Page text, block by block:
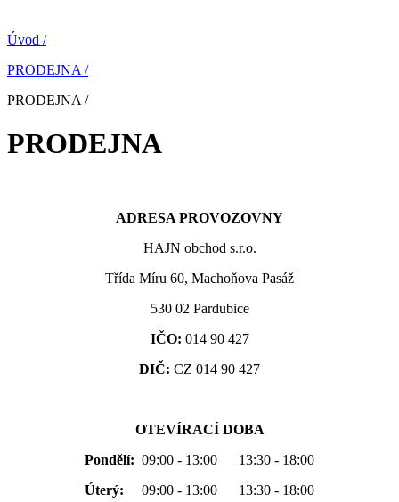
Úvod /
PRODEJNA /
PRODEJNA /
PRODEJNA
ADRESA PROVOZOVNY
HAJN obchod s.r.o.
Třída Míru 60, Machoňova Pasáž
530 02 Pardubice
IČO: 014 90 427
DIČ: CZ 014 90 427
OTEVÍRACÍ DOBA
Pondělí: 09:00 - 13:00 13:30 - 18:00
Úterý:
09:00 - 13:00 13:30 - 18:00